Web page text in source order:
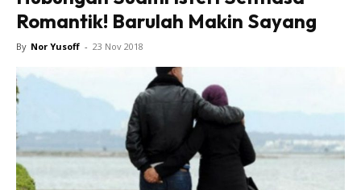
Romantik! Barulah Makin Sayang
By Nor Yusoff - 23 Nov 2018